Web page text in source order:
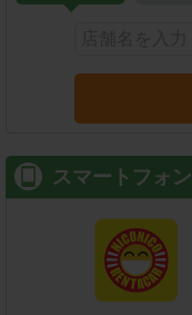
スマートフォン